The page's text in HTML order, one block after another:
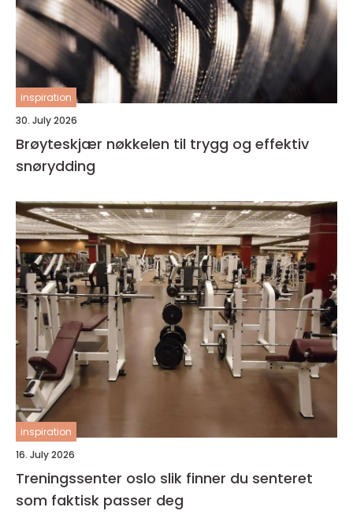
inspiration
30. July 2026
Brøyteskjær nøkkelen til trygg og effektiv
snørydding
inspiration
16. July 2026
Treningssenter oslo slik finner du senteret
som faktisk passer deg